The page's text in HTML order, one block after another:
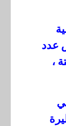
​​عدد
،
الخطيرة